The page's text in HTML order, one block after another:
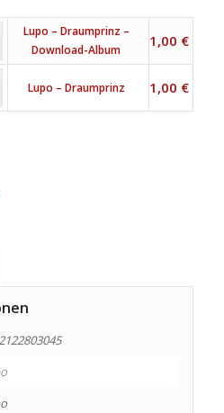
Lupo – Draumprinz –
Download-Album
1,00 €
Lupo – Draumprinz 1,00 €